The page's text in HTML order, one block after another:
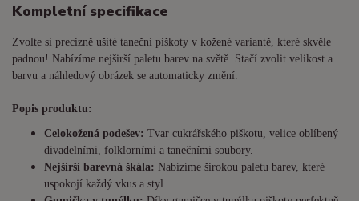
Kompletní specifikace
Zvolte si precizně ušité taneční piškoty v kožené variantě, které skvěle
padnou! Nabízíme nejširší paletu barev na světě. Stačí zvolit velikost a
barvu a náhledový obrázek se automaticky změní.
Popis produktu:
Celokožená podešev: Tvar cukrářského piškotu, velice oblíbený
divadelními, folklorními a tanečními soubory.
Nejširší barevná škála: Nabízíme širokou paletu barev, které
uspokojí každý vkus a styl.